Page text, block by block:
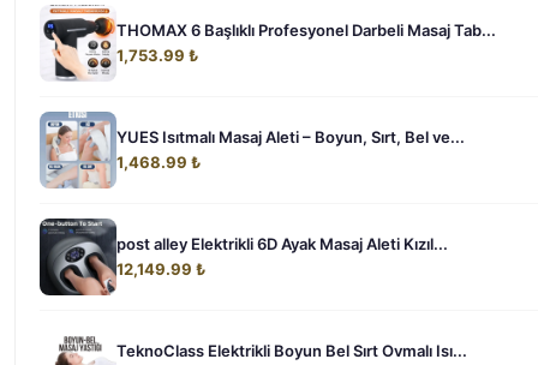
THOMAX 6 Başlıklı Profesyonel Darbeli Masaj Tab...
1,753.99 ₺
YUES Isıtmalı Masaj Aleti – Boyun, Sırt, Bel ve...
1,468.99 ₺
post alley Elektrikli 6D Ayak Masaj Aleti Kızıl...
12,149.99 ₺
TeknoClass Elektrikli Boyun Bel Sırt Ovmalı Isı...